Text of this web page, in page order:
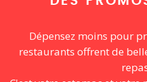
Dépensez moins pour
restaurants offrent de